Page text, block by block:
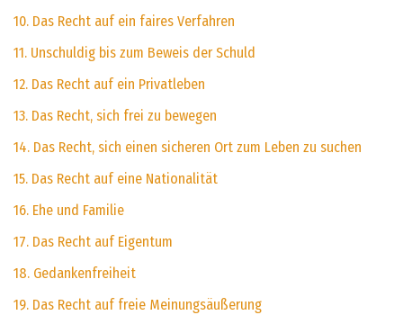
10. Das Recht auf ein faires Verfahren
11. Unschuldig bis zum Beweis der Schuld
12. Das Recht auf ein Privatleben
13. Das Recht, sich frei zu bewegen
14. Das Recht, sich einen sicheren Ort zum Leben zu suchen
15. Das Recht auf eine Nationalität
16. Ehe und Familie
17. Das Recht auf Eigentum
18. Gedankenfreiheit
19. Das Recht auf freie Meinungsäußerung